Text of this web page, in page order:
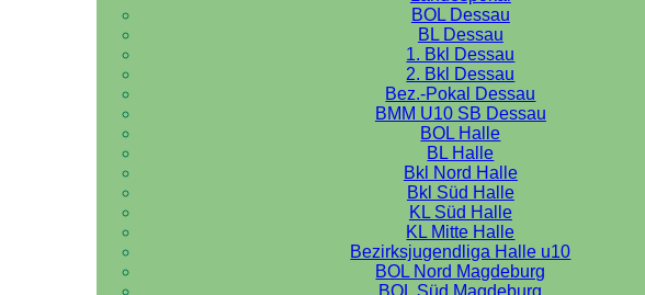
BOL Dessau
BL Dessau
1. Bkl Dessau
2. Bkl Dessau
Bez.-Pokal Dessau
BMM U10 SB Dessau
BOL Halle
BL Halle
Bkl Nord Halle
Bkl Süd Halle
KL Süd Halle
KL Mitte Halle
Bezirksjugendliga Halle u10
BOL Nord Magdeburg
BOL Süd Magdeburg